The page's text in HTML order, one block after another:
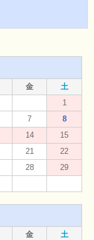
金
土
1
7
8
14
15
21
22
28
29
金
土